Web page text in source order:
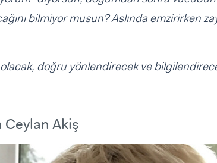
bilmiyor musun? Aslında emzirirken
doğru yönlendirecek ve
Ceylan Akiş